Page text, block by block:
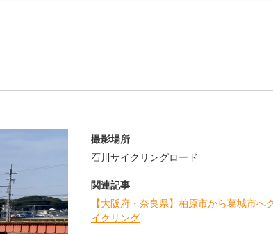
撮影場所
石川サイクリングロード
関連記事
【大阪府・奈良県】柏原市から葛城市へ
イクリング